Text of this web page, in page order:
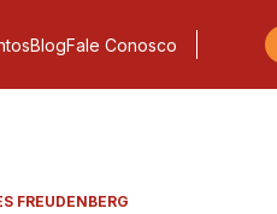
BlogFale Conosco
FREUDENBERG